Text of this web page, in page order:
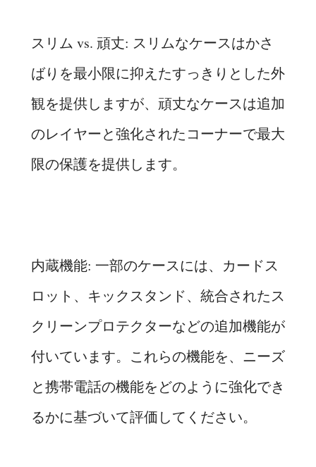
スリム vs. 頑丈: スリムなケースはかさ
ばりを最小限に抑えたすっきりとした外
観を提供しますが、頑丈なケースは追加
のレイヤーと強化されたコーナーで最大
限の保護を提供します。
内蔵機能: 一部のケースには、カードス
ロット、キックスタンド、統合されたス
クリーンプロテクターなどの追加機能が
付いています。これらの機能を、ニーズ
と携帯電話の機能をどのように強化でき
るかに基づいて評価してください。